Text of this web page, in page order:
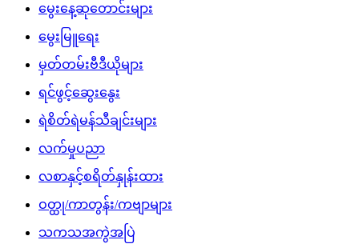
မွေးနေ့ဆုတောင်းများ
မွေးမြူရေး
မှတ်တမ်းဗီဒီယိုများ
ရင်ဖွင့်ဆွေးနွေး
ရဲစိတ်ရဲမန်သီချင်းများ
လက်မှုပညာ
လစာနှင့်စရိတ်နှုန်းထား
ဝတ္ထု/ကာတွန်း/ကဗျာများ
သကသအကွဲအပြဲ